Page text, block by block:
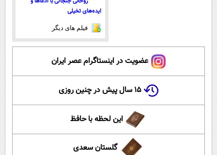
ایده‌های تخیلی
فیلم های دیگر
عضویت در اینستاگرام عصر ایران
۱۵ سال پیش در چنین روزی
این لحظه با حافظ
گلستان سعدی